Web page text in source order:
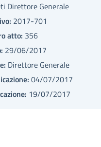
Direttore Generale
2017-701
atto: 356
29/06/2017
Direttore Generale
04/07/2017
19/07/2017